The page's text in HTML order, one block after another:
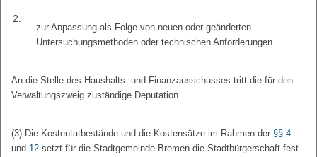
2.
zur Anpassung als Folge von neuen oder geänderten
Untersuchungsmethoden oder technischen Anforderungen.
An die Stelle des Haushalts- und Finanzausschusses tritt die für den
Verwaltungszweig zuständige Deputation.
(3) Die Kostentatbestände und die Kostensätze im Rahmen der §§ 4
und 12 setzt für die Stadtgemeinde Bremen die Stadtbürgerschaft fest.